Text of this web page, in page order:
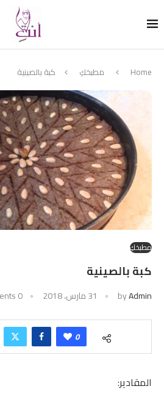
Home مطبخكِ كبة بالصينية
مطبخكِ
كبة بالصينية
byAdmin 31 مارس، 2018 0 comments
0
المقادير: